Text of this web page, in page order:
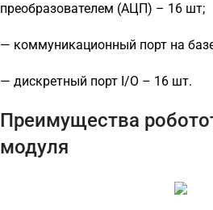
преобразователем (АЦП) – 16 шт;
— коммуникационный порт на
— дискретный порт I/O – 16 шт.
Преимущества
модуля